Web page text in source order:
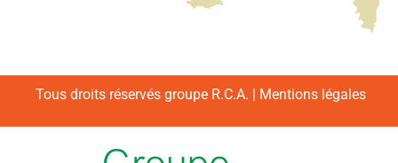
Tous droits réservés groupe R.C.A. | Mentions légales